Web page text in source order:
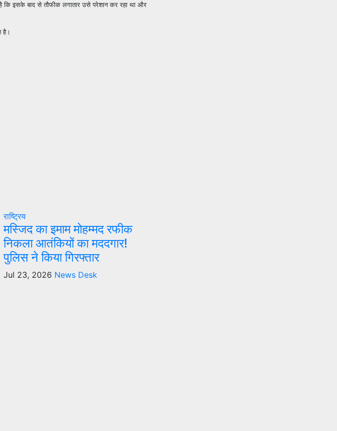
है कि इसके बाद से तौफीक लगातार उसे परेशान कर रहा था और
है।
राष्ट्रिय
मस्जिद का इमाम मोहम्मद रफीक
निकला आतंकियों का मददगार!
पुलिस ने किया गिरफ्तार
Jul 23, 2026 News Desk